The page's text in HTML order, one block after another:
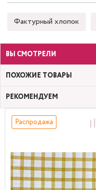
Фактурный хлопок
ВЫ СМОТРЕЛИ
ПОХОЖИЕ ТОВАРЫ
РЕКОМЕНДУЕМ
Распродажа